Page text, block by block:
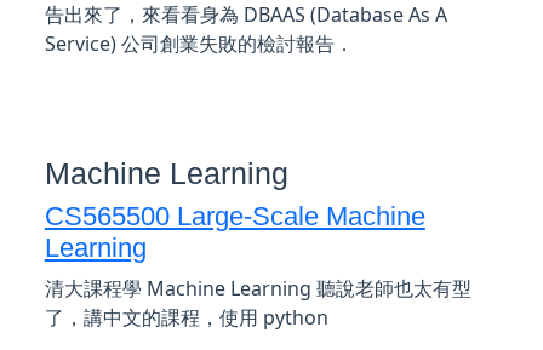
告出來了，來看看身為 DBAAS (Database As A
Service) 公司創業失敗的檢討報告．
Machine Learning
CS565500 Large-Scale Machine
Learning
清大課程學 Machine Learning 聽說老師也太有型
了，講中文的課程，使用 python